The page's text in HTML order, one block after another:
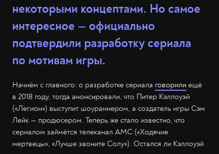
некоторыми концептами. Но самое
интересное — официально
подтвердили разработку сериала
по мотивам игры.
Начнём с главного: о разработке сериала говорили ещё
в 2018 году, тогда анонсировали, что Питер Кэллоуэй
(«Легион») выступит шоураннером, а создатель игры Сэм
Лейк — продюсером. Теперь же стало известно, что
сериалом займётся телеканал AMC («Ходячие
мертвецы», «Лучше звоните Солу»). Остался ли Кэллоуэй